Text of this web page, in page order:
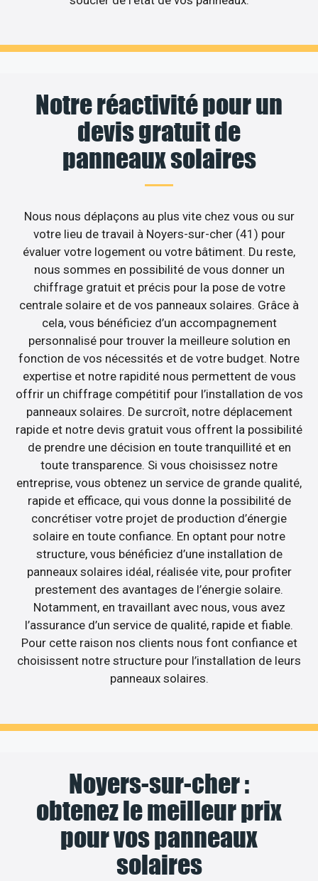
Notre réactivité pour un
devis gratuit de
panneaux solaires
Nous nous déplaçons au plus vite chez vous ou sur
votre lieu de travail à Noyers-sur-cher (41) pour
évaluer votre logement ou votre bâtiment. Du reste,
nous sommes en possibilité de vous donner un
chiffrage gratuit et précis pour la pose de votre
centrale solaire et de vos panneaux solaires. Grâce à
cela, vous bénéficiez d’un accompagnement
personnalisé pour trouver la meilleure solution en
fonction de vos nécessités et de votre budget. Notre
expertise et notre rapidité nous permettent de vous
offrir un chiffrage compétitif pour l’installation de vos
panneaux solaires. De surcroît, notre déplacement
rapide et notre devis gratuit vous offrent la possibilité
de prendre une décision en toute tranquillité et en
toute transparence. Si vous choisissez notre
entreprise, vous obtenez un service de grande qualité,
rapide et efficace, qui vous donne la possibilité de
concrétiser votre projet de production d’énergie
solaire en toute confiance. En optant pour notre
structure, vous bénéficiez d’une installation de
panneaux solaires idéal, réalisée vite, pour profiter
prestement des avantages de l’énergie solaire.
Notamment, en travaillant avec nous, vous avez
l’assurance d’un service de qualité, rapide et fiable.
Pour cette raison nos clients nous font confiance et
choisissent notre structure pour l’installation de leurs
panneaux solaires.
Noyers-sur-cher :
obtenez le meilleur prix
pour vos panneaux
solaires